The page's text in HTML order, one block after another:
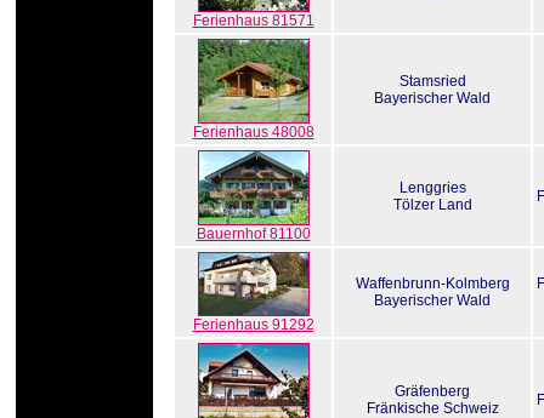
Ferienhaus 81571
Ferienhaus 48008
Stamsried
Bayerischer Wald
Bauernhof 81100
Lenggries
Tölzer Land
Ferienhaus 91292
Waffenbrunn-Kolmberg
Bayerischer Wald
Gräfenberg
Fränkische Schweiz